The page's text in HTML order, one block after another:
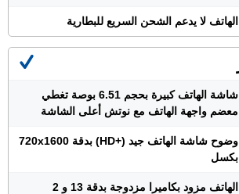
الهاتف لا يدعم الشحن السريع للبطارية
شاشة الهاتف كبيرة بحجم 6.51 بوصة تغطي
معضم واجهة الهاتف مع نوتش أعلى الشاشة
وضوح شاشة الهاتف جيد (+HD) بدقة 720x1600
بكسل
الهاتف مزود بكاميرا مزدوجة بدقة 13 و 2